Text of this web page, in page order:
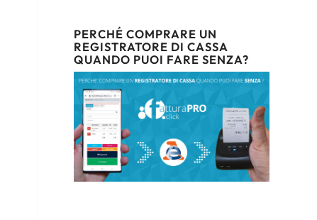
PERCHÉ COMPRARE UN
REGISTRATORE DI CASSA
QUANDO PUOI FARE SENZA?